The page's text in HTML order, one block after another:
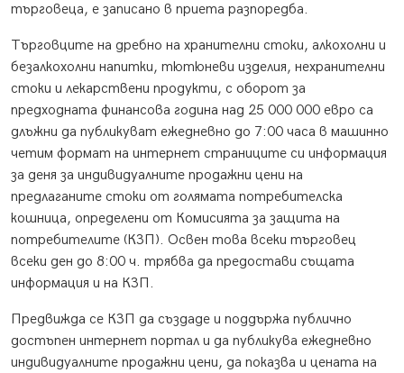
търговеца, е записано в приета разпоредба.
Търговците на дребно на хранителни стоки, алкохолни и
безалкохолни напитки, тютюневи изделия, нехранителни
стоки и лекарствени продукти, с оборот за
предходната финансова година над 25 000 000 евро са
длъжни да публикуват ежедневно до 7:00 часа в машинно
четим формат на интернет страниците си информация
за деня за индивидуалните продажни цени на
предлаганите стоки от голямата потребителска
кошница, определени от Комисията за защита на
потребителите (КЗП). Освен това всеки търговец
всеки ден до 8:00 ч. трябва да предостави същата
информация и на КЗП.
Предвижда се КЗП да създаде и поддържа публично
достъпен интернет портал и да публикува ежедневно
индивидуалните продажни цени, да показва и цената на